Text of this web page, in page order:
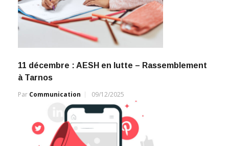
11 décembre : AESH en lutte – Rassemblement
à Tarnos
Par Communication 09/12/2025